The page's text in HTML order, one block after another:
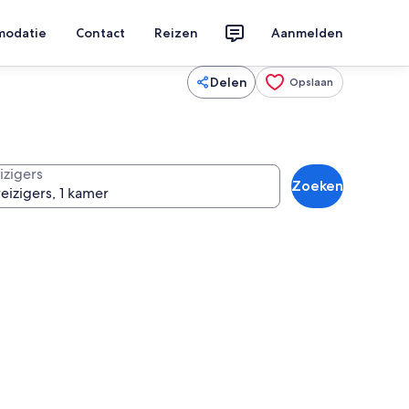
Contact Reizen Aanmelden
Delen Opslaan
Zoeken